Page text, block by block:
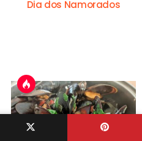
Dia dos Namorados